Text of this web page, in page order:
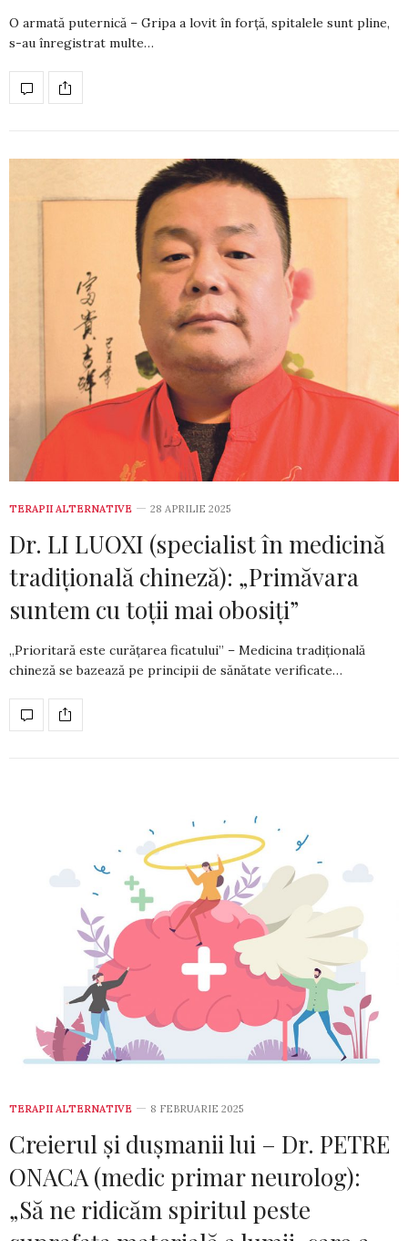
O armată puternică – Gripa a lovit în forță, spitalele sunt pline,
s-au înregistrat multe…
TERAPII ALTERNATIVE 28 APRILIE 2025
Dr. LI LUOXI (specialist în medicină
tradițională chineză): „Primăvara
suntem cu toții mai obosiți”
„Prioritară este curățarea ficatului” – Medicina tradițională
chineză se bazează pe principii de sănătate verificate…
TERAPII ALTERNATIVE 8 FEBRUARIE 2025
Creierul și dușmanii lui – Dr. PETRE
ONACA (medic primar neurolog):
„Să ne ridicăm spiritul peste